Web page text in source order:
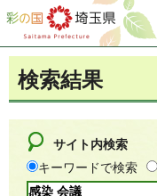
彩の国 埼玉県
検索結果
サイト内検索
キーワードで検索